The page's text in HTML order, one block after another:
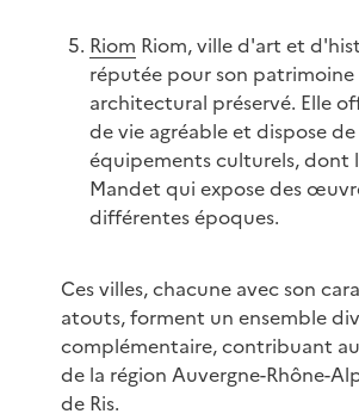
Riom Riom, ville d'art et
réputée pour son patrimoine
architectural préservé. Elle
de vie agréable et dispose
équipements culturels, dont
Mandet qui expose des
différentes époques.
Ces villes, chacune avec son
atouts, forment un ensemble
complémentaire, contribuant
de la région Auvergne-Rhône-
de Ris.